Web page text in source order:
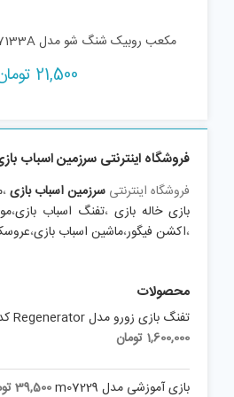
مکعب روبیک شنگ شو مدل 7133A مسابقه ای
21,500
فروشگاه اینترنتی سرزمین اسباب
فروشگاه اینترنتی سرزمین اسباب بازی،
بازی خاله بازی ،تفنگ اسباب بازی،
،اکشن فیگور،ماشین اسباب بازی،
محصولات
تفنگ بازی زورو مدل Regenerator کد 2020
1,600,000 تومان
بازی آموزشی مدل m07229 39,500